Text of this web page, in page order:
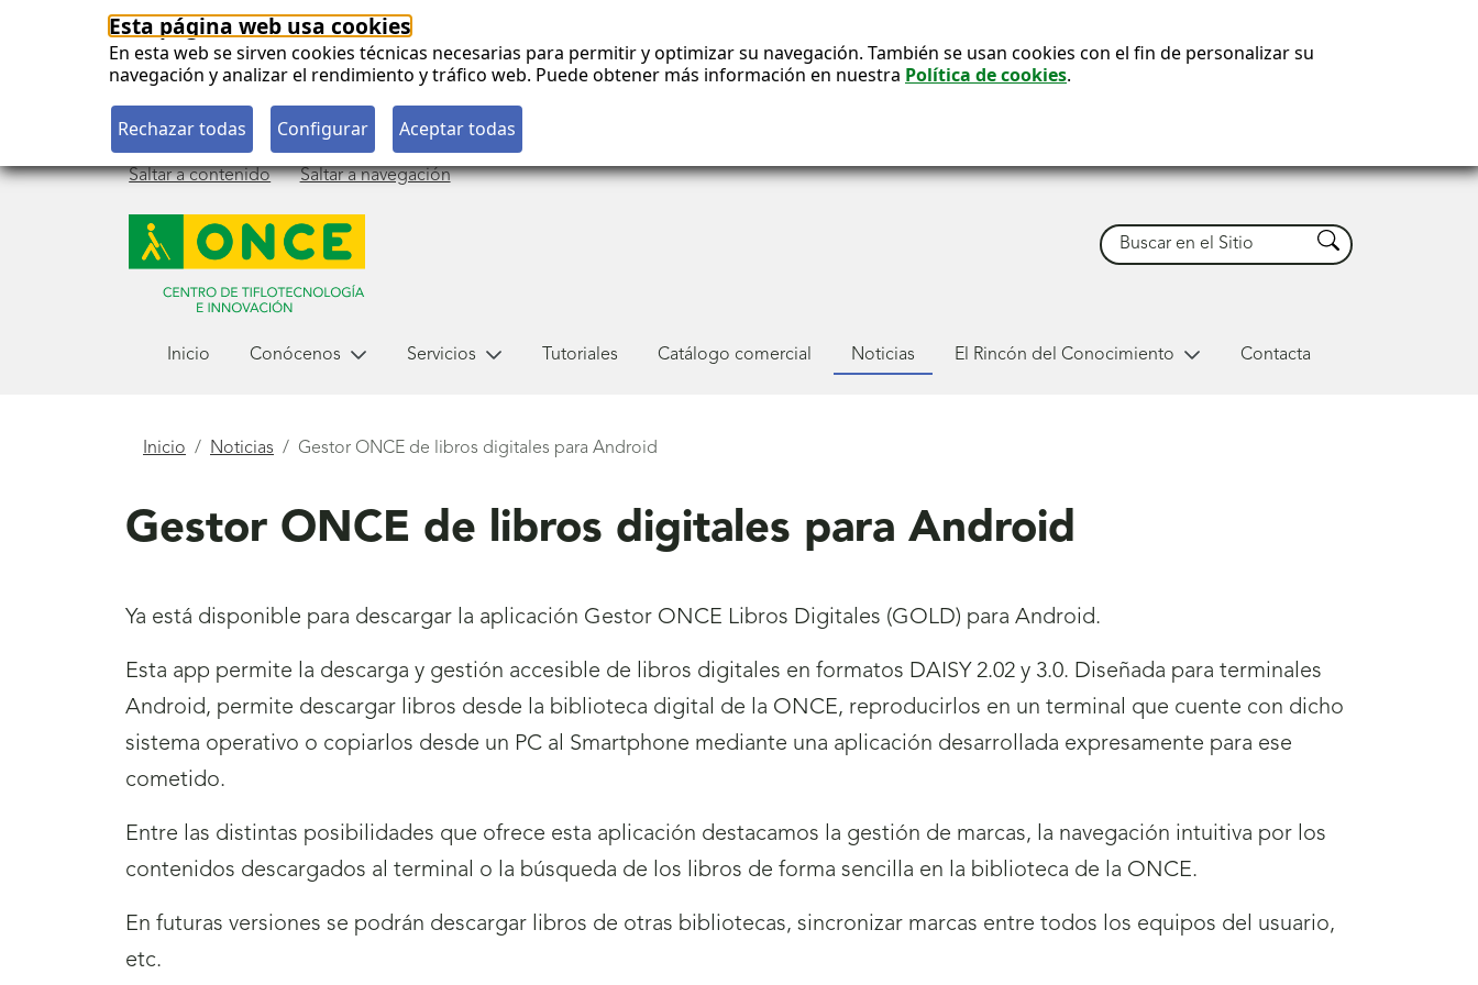
Esta página web usa cookies
En esta web se sirven cookies técnicas necesarias para permitir y optimizar su navegación. También se usan cookies con el fin de personalizar su
navegación y analizar el rendimiento y tráfico web. Puede obtener más información en nuestra Política de cookies.
Saltar a contenido Saltar a navegación
Buscar Buscar
Inicio Conócenos Servicios Tutoriales Catálogo comercial Noticias El Rincón del Conocimiento Contacta
Está
Inicio Noticias Gestor ONCE de libros digitales para Android
Gestor ONCE de libros digitales para Android
Ya está disponible para descargar la aplicación Gestor ONCE Libros Digitales (GOLD) para Android.
Esta app permite la descarga y gestión accesible de libros digitales en formatos DAISY 2.02 y 3.0. Diseñada para terminales
Android, permite descargar libros desde la biblioteca digital de la ONCE, reproducirlos en un terminal que cuente con dicho
sistema operativo o copiarlos desde un PC al Smartphone mediante una aplicación desarrollada expresamente para ese
cometido.
Entre las distintas posibilidades que ofrece esta aplicación destacamos la gestión de marcas, la navegación intuitiva por los
contenidos descargados al terminal o la búsqueda de los libros de forma sencilla en la biblioteca de la ONCE.
En futuras versiones se podrán descargar libros de otras bibliotecas, sincronizar marcas entre todos los equipos del usuario,
etc.